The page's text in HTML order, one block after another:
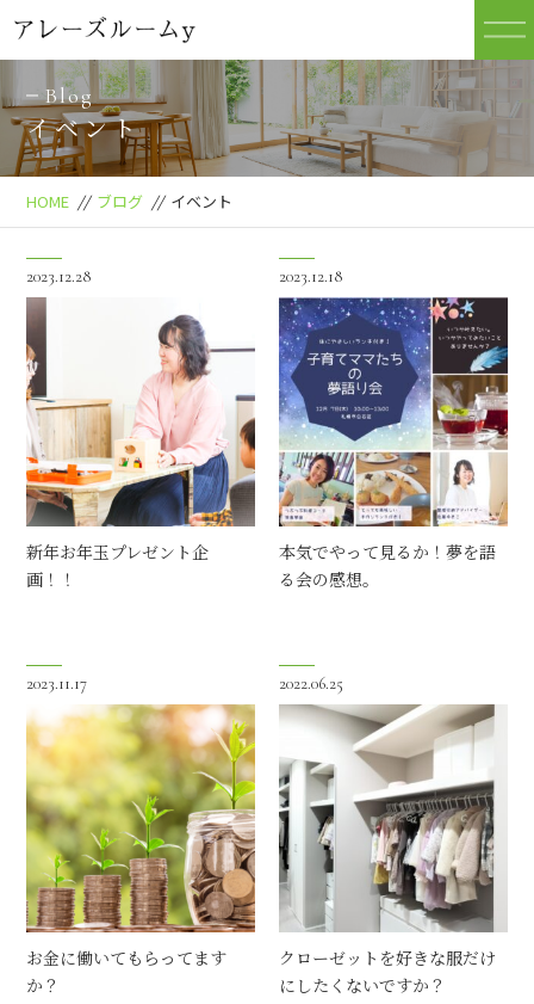
Blog
イベント
HOME // ブログ // イベント
2023.12.28
新年お年玉プレゼント企
画！！
2023.12.18
本気でやって見るか！夢を語
る会の感想。
2023.11.17
お金に働いてもらってます
か？
2022.06.25
クローゼットを好きな服だけ
にしたくないですか？